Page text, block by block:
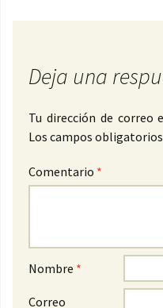
Deja una
Tu dirección de correo
Los campos
Comentario *
Nombre *
Correo